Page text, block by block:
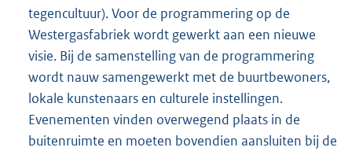
tegencultuur). Voor de programmering op de
Westergasfabriek wordt gewerkt aan een nieuwe
visie. Bij de samenstelling van de programmering
wordt nauw samengewerkt met de buurtbewoners,
lokale kunstenaars en culturele instellingen.
Evenementen vinden overwegend plaats in de
buitenruimte en moeten bovendien aansluiten bij de